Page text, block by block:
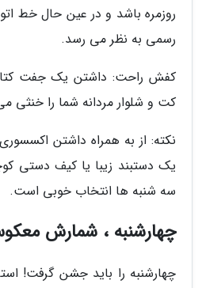
روزمره باشد و در عین حال خط اتو
رسمی به نظر می رسد.
کفش راحت: داشتن یک جفت
کت و شلوار مردانه شما را خنثی
نکته: از به همراه داشتن
یک دستبند زیبا یا کیف دستی
سه شنبه ها انتخاب خوبی است.
چهارشنبه ، شمارش
چهارشنبه را باید جشن گرفت!